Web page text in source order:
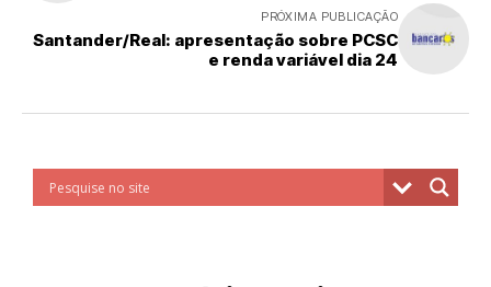
PRÓXIMA PUBLICAÇÃO
Santander/Real: apresentação sobre PCSC
e renda variável dia 24